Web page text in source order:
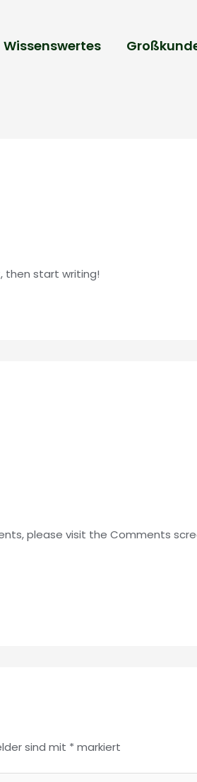
Wissenswertes
then start writing!
please visit the Comments
sind mit * markiert